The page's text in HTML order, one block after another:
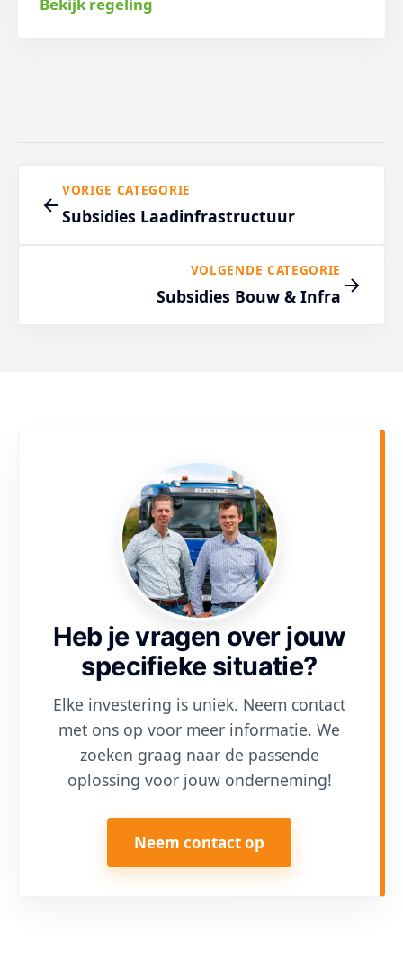
VORIGE CATEGORIE
Subsidies Laadinfrastructuur
VOLGENDE CATEGORIE
Subsidies Bouw & Infra
Heb je vragen over jouw
specifieke situatie?
Elke investering is uniek. Neem contact
met ons op voor meer informatie. We
zoeken graag naar de passende
oplossing voor jouw onderneming!
Neem contact op